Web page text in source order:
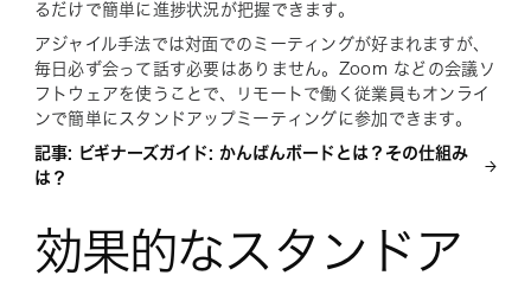
るだけで簡単に進捗状況が把握できます。
アジャイル手法では対面でのミーティングが好まれますが、
毎日必ず会って話す必要はありません。Zoom などの会議ソ
フトウェアを使うことで、リモートで働く従業員もオンライ
ンで簡単にスタンドアップミーティングに参加できます。
記事: ビギナーズガイド: かんばんボードとは？その仕組み
は？
効果的なスタンドア